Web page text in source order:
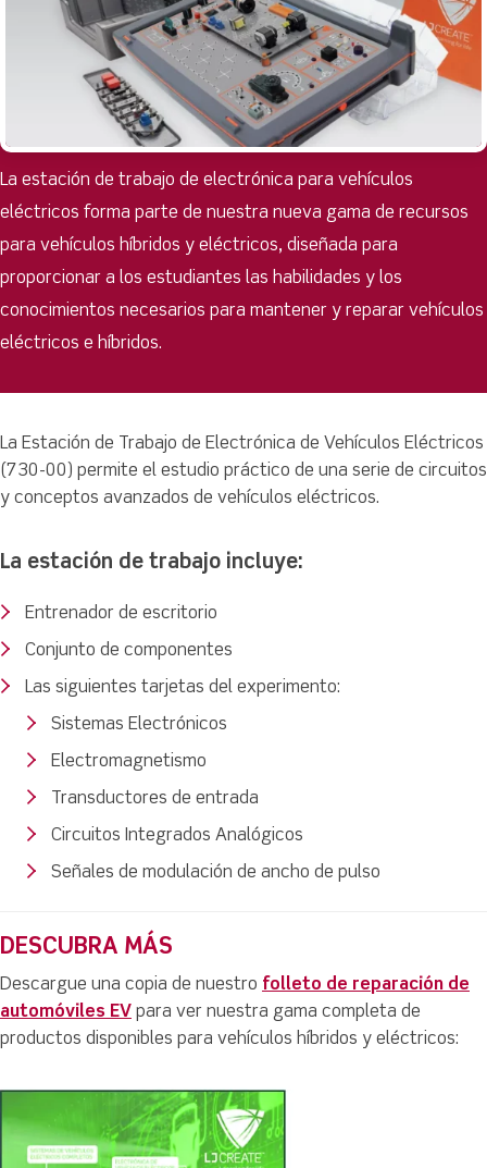
La estación de trabajo de electrónica para vehículos
eléctricos forma parte de nuestra nueva gama de recursos
para vehículos híbridos y eléctricos, diseñada para
proporcionar a los estudiantes las habilidades y los
conocimientos necesarios para mantener y reparar vehículos
eléctricos e híbridos.
La Estación de Trabajo de Electrónica de Vehículos Eléctricos
(730-00) permite el estudio práctico de una serie de circuitos
y conceptos avanzados de vehículos eléctricos.
La estación de trabajo incluye:
Entrenador de escritorio
Conjunto de componentes
Las siguientes tarjetas del experimento:
Sistemas Electrónicos
Electromagnetismo
Transductores de entrada
Circuitos Integrados Analógicos
Señales de modulación de ancho de pulso
DESCUBRA MÁS
Descargue una copia de nuestro folleto de reparación de
automóviles EV para ver nuestra gama completa de
productos disponibles para vehículos híbridos y eléctricos: